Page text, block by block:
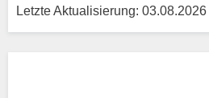
Letzte Aktualisierung: 03.08.2026